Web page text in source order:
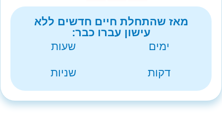
מאז שהתחלת חיים חדשים ללא
עישון עברו כבר:
ימים
שעות
דקות שניות